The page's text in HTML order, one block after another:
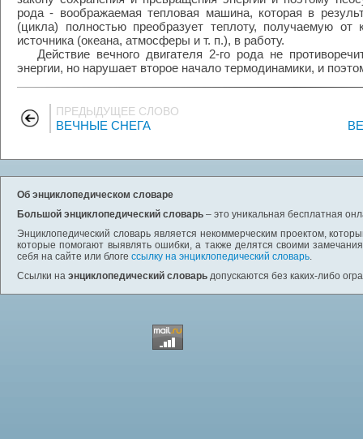
рода - воображаемая тепловая машина, которая в
(цикла) полностью преобразует теплоту, получаемую от
источника (океана, атмосферы и т. п.), в работу.
Действие вечного двигателя 2-го рода не
энергии, но нарушает второе начало термодинамики, и
ПРЕДЫДУЩЕЕ СЛОВО
ВЕЧНЫЕ СНЕГА
Об энциклопедическом словаре
Большой энциклопедический словарь – это уникальная бесплатная
Энциклопедический словарь является некоммерческим проектом,
которые помогают выявлять ошибки, а также делятся своими
себя на сайте или блоге ссылку на энциклопедический словарь.
Ссылки на энциклопедический словарь допускаются без каких-либо